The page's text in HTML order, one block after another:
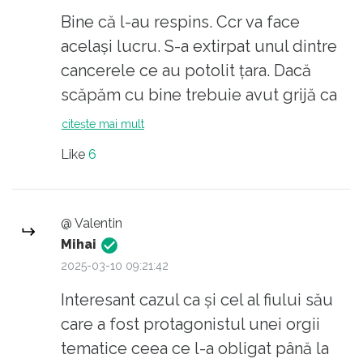
UE și a multor țări din UE a rămas
progresisto-soroșistă. Practic ei sunt
în urma istoriei, iar avangarda o
constituie în prezent SUA. UE a rămas
încă în paradigma regimului Biden, cel
REGIMUL progresisto-soroșist
european. Și suveraniștii sunt pro-
europeni, dar își doresc SCHIMBAREA
regimului progresisto-soroșist
vremea lui Dragnea, dacă erai
împotriva conducerii lui Dragnea nu
Bine că l-au respins. Ccr va face
același lucru. S-a extirpat unul dintre
cancerele ce au potolit țara. Dacă
scăpăm cu bine trebuie avut grijă ca
acest monstru să nu mai aibă șanse,
statului.
citește mai mult
Like 6
@ Valentin
Mihai
2025-03-10 09:21:42
Interesant cazul ca și cel al fiului său
care a fost protagonistul unei orgii
tematice ceea ce l-a obligat până la